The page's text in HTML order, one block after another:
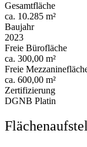
Gesamtfläche
ca. 10.285 m²
Baujahr
2023
Freie Bürofläche
ca. 300,00 m²
Freie
ca. 600,00 m²
Zertifizierung
DGNB Platin